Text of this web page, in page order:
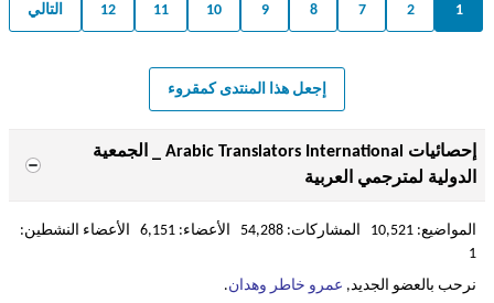
1
2
7
8
9
10
11
12 التالي
إجعل هذا المنتدى كمقروء
إحصائيات Arabic Translators International _ الجمعية
الدولية لمترجمي العربية
المواضيع: 10,521 المشاركات: 54,288 الأعضاء: 6,151 الأعضاء النشطين:
1
نرحب بالعضو الجديد, عمرو خاطر وهدان.